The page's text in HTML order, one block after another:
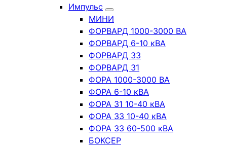
Импульс
МИНИ
ФОРВАРД 1000-3000 ВА
ФОРВАРД 6-10 кВА
ФОРВАРД 33
ФОРВАРД 31
ФОРА 1000-3000 ВА
ФОРА 6-10 кВА
ФОРА 31 10-40 кВА
ФОРА 33 10-40 кВА
ФОРА 33 60-500 кВА
БОКСЕР